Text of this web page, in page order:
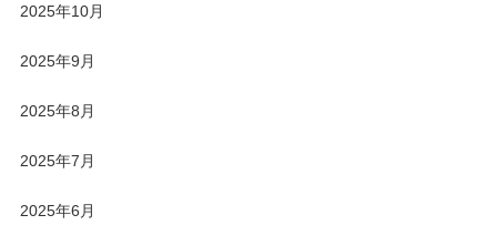
2025年10月
2025年9月
2025年8月
2025年7月
2025年6月